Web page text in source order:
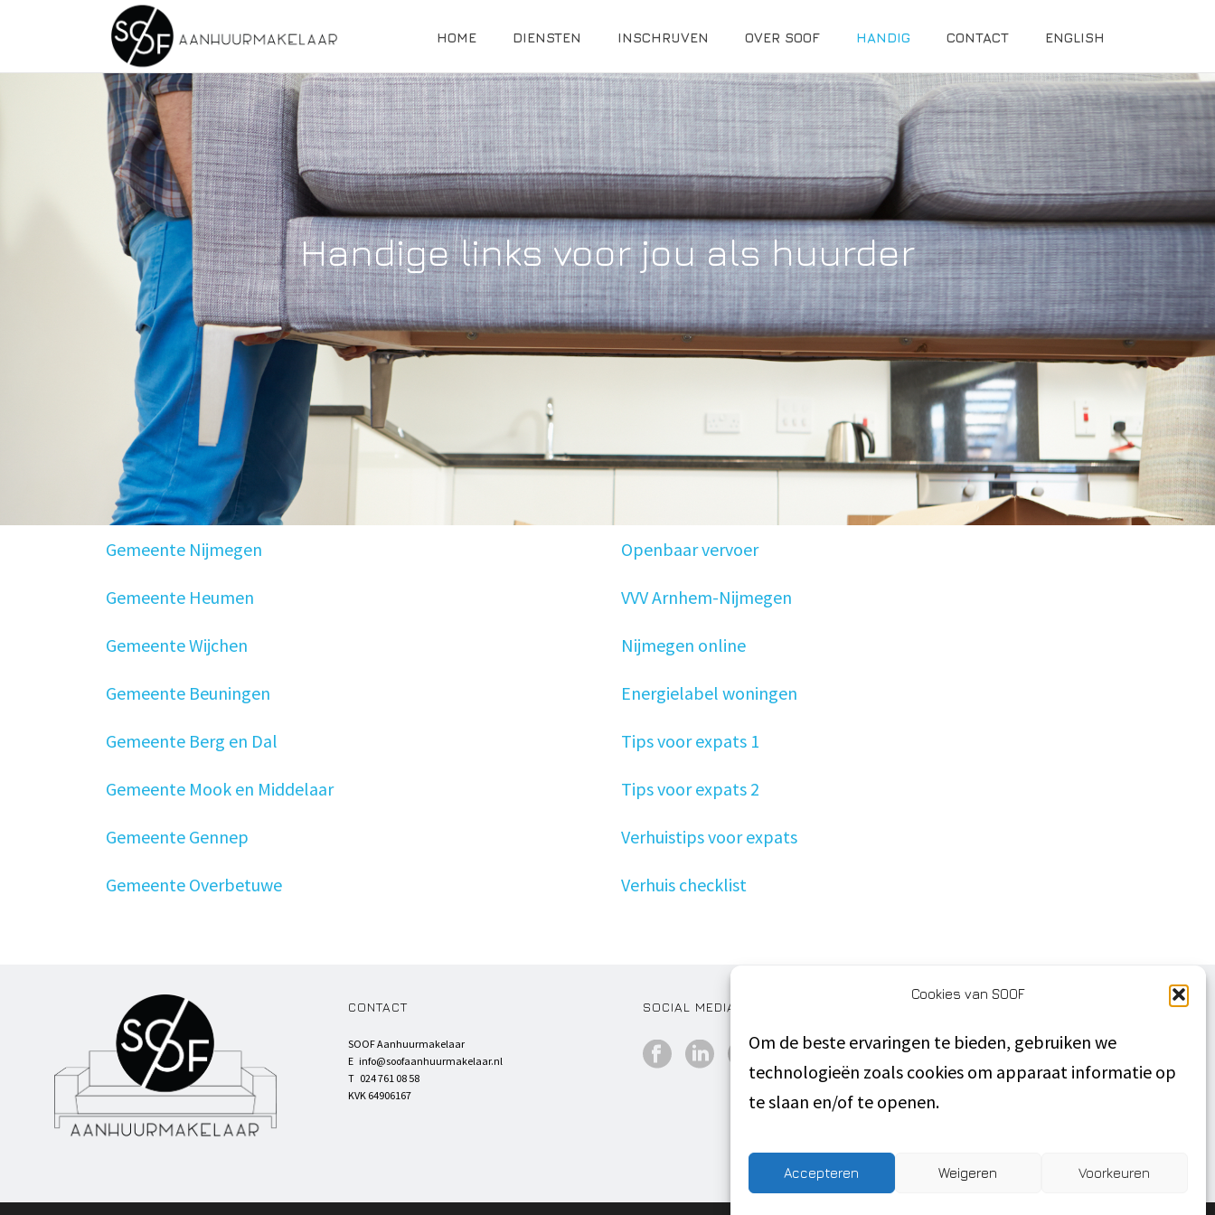
Cookies van SOOF
Om de beste ervaringen te bieden, gebruiken we
technologieën zoals cookies om apparaat informatie op
te slaan en/of te openen.
Accepteren Weigeren Voorkeuren
HOME DIENSTEN INSCHRIJVEN OVER SOOF HANDIG CONTACT ENGLISH
Handige links voor jou als huurder
Gemeente Nijmegen
Gemeente Heumen
Gemeente Wijchen
Gemeente Beuningen
Gemeente Berg en Dal
Gemeente Mook en Middelaar
Gemeente Gennep
Gemeente Overbetuwe
Openbaar vervoer
VVV Arnhem-Nijmegen
Nijmegen online
Energielabel woningen
Tips voor expats 1
Tips voor expats 2
Verhuistips voor expats
Verhuis checklist
CONTACT
SOOF Aanhuurmakelaar
E info@soofaanhuurmakelaar.nl
T 024 761 08 58
KVK 64906167
SOCIAL MEDIA
Privacyverklaring
Disclaimer
Algemene voorwaarden
SOOF Verhuurmakelaar